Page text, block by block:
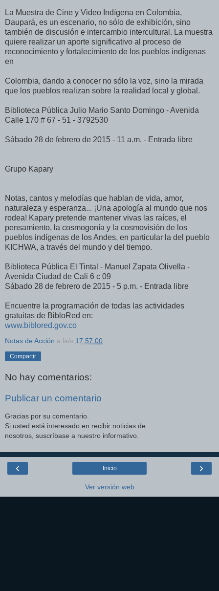
La Muestra de Cine y Video Indígena en Colombia,
Daupará, es un escenario, no sólo de exhibición, sino
también de discusión e intercambio intercultural. La muestra
quiere realizar un aporte significativo al proceso de
reconocimiento y fortalecimiento de los pueblos indígenas
en
Colombia, dando a conocer no sólo la voz, sino la mirada
que los pueblos realizan sobre la realidad local y global.
Biblioteca Pública Julio Mario Santo Domingo - Avenida
Calle 170 # 67 - 51 - 3792530
Sábado 28 de febrero de 2015 - 11 a.m. - Entrada libre
Grupo Kapary
Notas, cantos y melodías que hablan de vida, amor,
naturaleza y esperanza... ¡Una apología al mundo que nos
rodea! Kapary pretende mantener vivas las raíces, el
pensamiento, la cosmogonía y la cosmovisión de los
pueblos indígenas de los Andes, en particular la del pueblo
KICHWA, a través del mundo y del tiempo.
Biblioteca Pública El Tintal - Manuel Zapata Olivella -
Avenida Ciudad de Cali 6 c 09
Sábado 28 de febrero de 2015 - 5 p.m. - Entrada libre
Encuentre la programación de todas las actividades
gratuitas de BibloRed en:
www.biblored.gov.co
Notas de Acción a la/s 17:57:00
Compartir
No hay comentarios:
Publicar un comentario
Gracias por su comentario.
Si usted está interesado en recibir noticias de
nosotros, suscríbase a nuestro informativo.
‹ ›
Inicio
Ver versión web